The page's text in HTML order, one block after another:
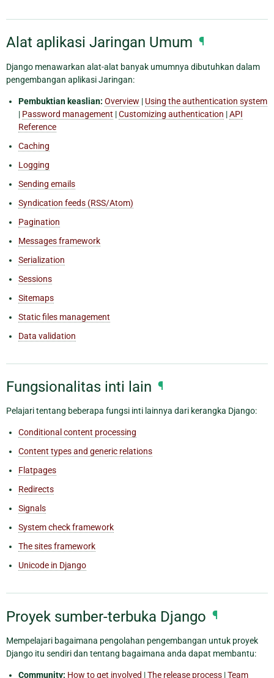
Alat aplikasi Jaringan Umum ¶
Django menawarkan alat-alat banyak umumnya dibutuhkan dalam
pengembangan aplikasi Jaringan:
Pembuktian keaslian: Overview | Using the authentication system
| Password management |Customizing authentication |API
Reference
Caching
Logging
Sending emails
Syndication feeds (RSS/Atom)
Pagination
Messages framework
Serialization
Sessions
Sitemaps
Static files management
Data validation
Fungsionalitas inti lain ¶
Pelajari tentang beberapa fungsi inti lainnya dari kerangka Django:
Conditional content processing
Content types and generic relations
Flatpages
Redirects
Signals
System check framework
The sites framework
Unicode in Django
Proyek sumber-terbuka Django ¶
Mempelajari bagaimana pengolahan pengembangan untuk proyek
Django itu sendiri dan tentang bagaimana anda dapat membantu:
Community: How to get involved |The release process |Team